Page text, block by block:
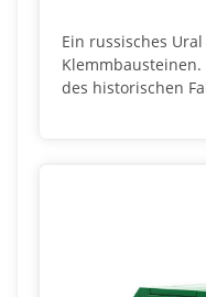
Ein russisches
des historischen